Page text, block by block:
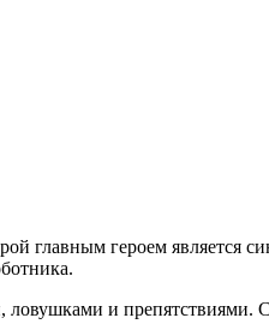
главным героем
и